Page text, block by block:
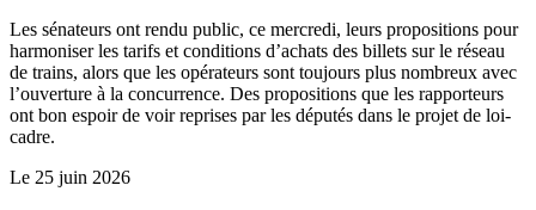
Les sénateurs ont rendu public, ce mercredi, leurs propositions pour
harmoniser les tarifs et conditions d’achats des billets sur le réseau
de trains, alors que les opérateurs sont toujours plus nombreux avec
l’ouverture à la concurrence. Des propositions que les rapporteurs
ont bon espoir de voir reprises par les députés dans le projet de loi-
cadre.
Le 25 juin 2026